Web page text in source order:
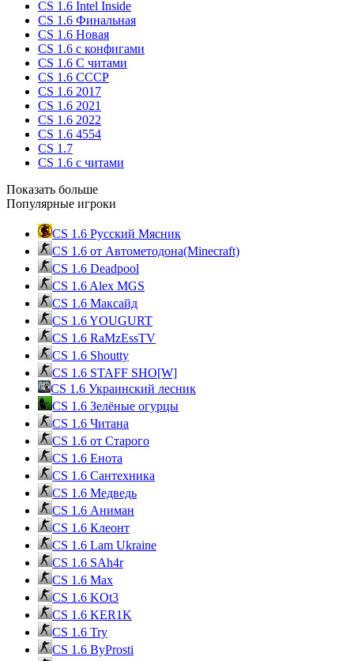
CS 1.6 Intel Inside
CS 1.6 Финальная
CS 1.6 Новая
CS 1.6 с конфигами
CS 1.6 С читами
CS 1.6 CCCP
CS 1.6 2017
CS 1.6 2021
CS 1.6 2022
CS 1.6 4554
CS 1.7
CS 1.6 с читами
Показать больше
Популярные игроки
CS 1.6 Русский Мясник
CS 1.6 от Автометодона(Minecraft)
CS 1.6 Deadpool
CS 1.6 Alex MGS
CS 1.6 Максайд
CS 1.6 YOUGURT
CS 1.6 RaMzEssTV
CS 1.6 Shoutty
CS 1.6 STAFF SHO[W]
CS 1.6 Украинский лесник
CS 1.6 Зелёные огурцы
CS 1.6 Читана
CS 1.6 от Cтарого
CS 1.6 Енота
CS 1.6 Сантехника
CS 1.6 Медведь
CS 1.6 Аниман
CS 1.6 Клеонт
CS 1.6 Lam Ukraine
CS 1.6 SAh4r
CS 1.6 Max
CS 1.6 KOt3
CS 1.6 KER1K
CS 1.6 Try
CS 1.6 ByProsti